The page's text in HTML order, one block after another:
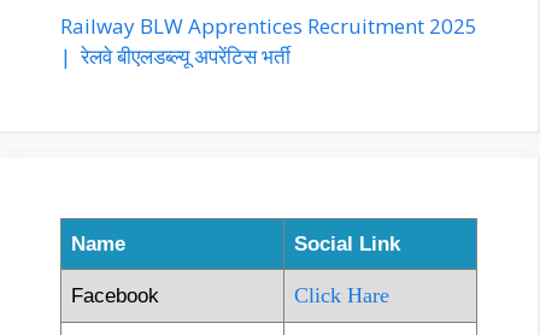
Railway BLW Apprentices Recruitment 2025
| रेलवे बीएलडब्ल्यू अपरेंटिस भर्ती
Name Social Link
Facebook Click Hare